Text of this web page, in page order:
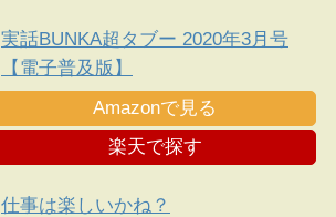
実話BUNKA超タブー 2020年3月号
【電子普及版】
Amazonで見る
楽天で探す
仕事は楽しいかね？